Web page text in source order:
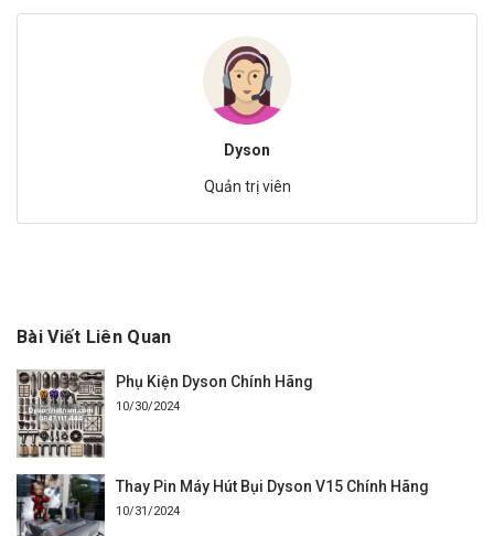
Dyson
Quản trị viên
Bài Viết Liên Quan
Phụ Kiện Dyson Chính Hãng
10/30/2024
Thay Pin Máy Hút Bụi Dyson V15 Chính Hãng
10/31/2024